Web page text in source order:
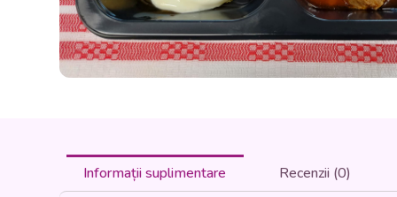
Informații suplimentare Recenzii (0)